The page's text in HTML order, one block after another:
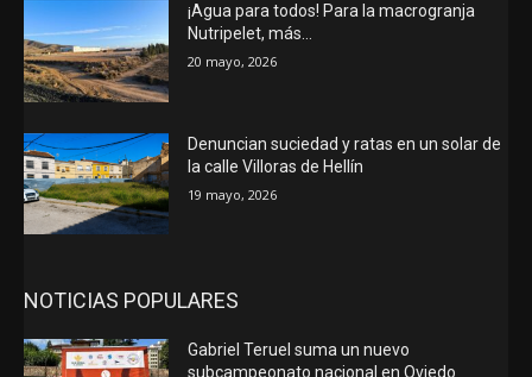
¡Agua para todos! Para la macrogranja
Nutripelet, más…
20 mayo, 2026
Denuncian suciedad y ratas en un solar de
la calle Villoras de Hellín
19 mayo, 2026
NOTICIAS POPULARES
Gabriel Teruel suma un nuevo
subcampeonato nacional en Oviedo